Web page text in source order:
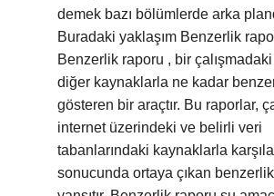
demek bazı bölümlerde arka
Buradaki yaklaşım Benzerlik
Benzerlik raporu , bir
diğer kaynaklarla ne kadar
gösteren bir araçtır. Bu raporlar,
internet üzerindeki ve belirli veri
tabanlarındaki kaynaklarla
sonucunda ortaya çıkan benzerlik